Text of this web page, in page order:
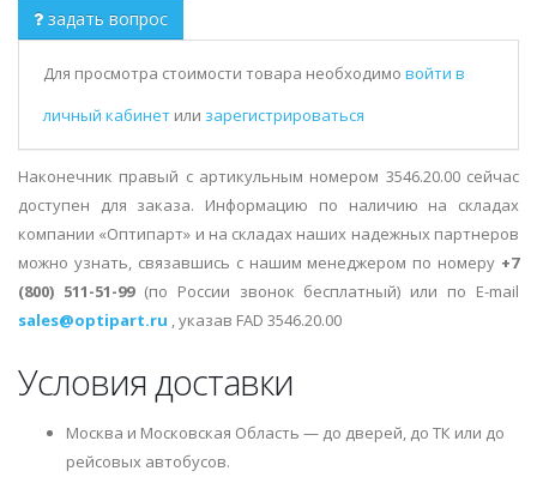
задать вопрос
Для просмотра стоимости товара необходимо войти в
личный кабинет или зарегистрироваться
Наконечник правый с артикульным номером 3546.20.00 сейчас
доступен для заказа. Информацию по наличию на складах
компании «Оптипарт» и на складах наших надежных партнеров
можно узнать, связавшись с нашим менеджером по номеру +7
(800) 511-51-99(по России звонок бесплатный) или по E-mail
sales@optipart.ru , указав FAD 3546.20.00
Условия доставки
Москва и Московская Область — до дверей, до ТК или до
рейсовых автобусов.